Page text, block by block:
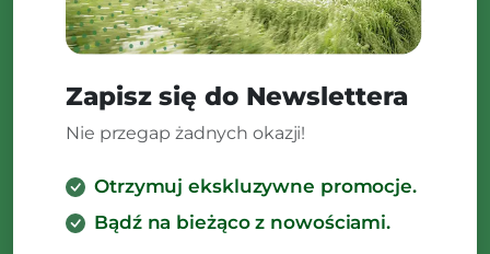
Zapisz się do Newslettera
Nie przegap żadnych okazji!
Otrzymuj ekskluzywne promocje.
Bądź na bieżąco z nowościami.